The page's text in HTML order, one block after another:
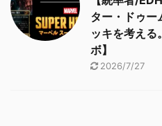
ター・ドゥー
ッキを考える
ボ】
2026/7/27